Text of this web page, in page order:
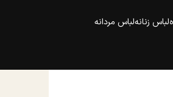
لباس زنانهلباس مردانه